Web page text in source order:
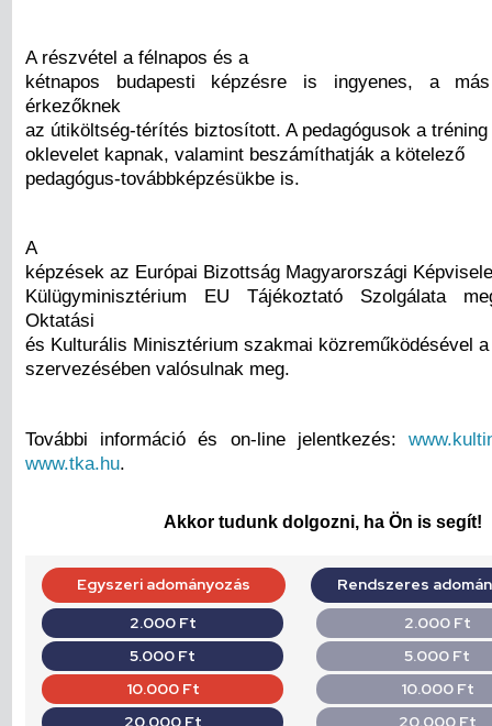
A részvétel a félnapos és a
kétnapos budapesti képzésre is ingyenes, a más
érkezőknek
az útiköltség-térítés biztosított. A pedagógusok a
oklevelet kapnak, valamint beszámíthatják a kötelező
pedagógus-továbbképzésükbe is.
A
képzések az Európai Bizottság Magyarországi
Külügyminisztérium EU Tájékoztató Szolgálata
Oktatási
és Kulturális Minisztérium szakmai közreműködésével a
szervezésében valósulnak meg.
További információ és on-line jelentkezés:
www.tka.hu.
Akkor tudunk dolgozni, ha Ön is segít!